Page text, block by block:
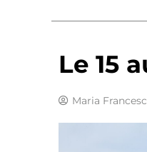
Le 15
Maria